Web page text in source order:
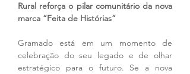
Rural reforça o pilar comunitário da nova
marca “Feita de Histórias”
Gramado está em um momento de
celebração do seu legado e de olhar
estratégico para o futuro. Se a nova